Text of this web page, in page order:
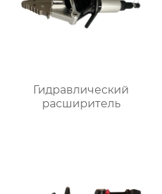
Гидравлический
расширитель